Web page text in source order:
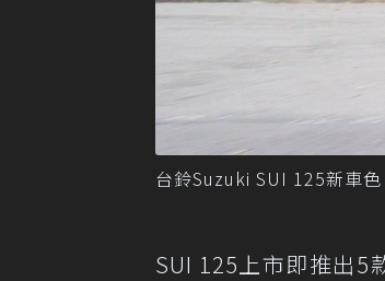
台鈴Suzuki SUI 125新車
SUI 125上市即推出5